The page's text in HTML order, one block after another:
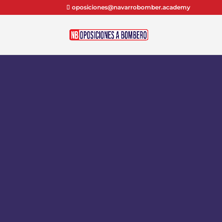
oposiciones@navarrobomber.academy